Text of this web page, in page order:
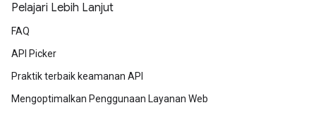
Pelajari Lebih Lanjut
FAQ
API Picker
Praktik terbaik keamanan API
Mengoptimalkan Penggunaan Layanan Web